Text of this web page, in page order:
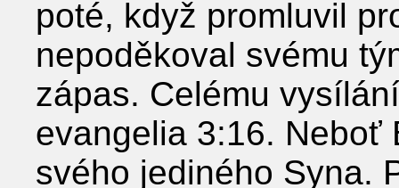
poté, když promluvil
nepoděkoval svému
zápas. Celému
evangelia 3:16. Neboť
svého jediného Syna.